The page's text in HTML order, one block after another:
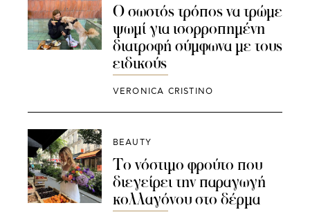
Ο σωστός τρόπος να τρώμε
ψωμί για ισορροπημένη
διατροφή σύμφωνα με τους
ειδικούς
VERONICA CRISTINO
BEAUTY
Το νόστιμο φρούτο που
διεγείρει την παραγωγή
κολλαγόνου στο δέρμα